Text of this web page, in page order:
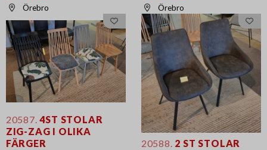
Örebro
Örebro
20587. 4ST STOLAR
ZIG-ZAG I OLIKA
FÄRGER
20588. 2 ST STOLAR